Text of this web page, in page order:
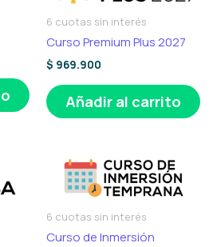
6 cuotas sin interés
Curso Premium Plus 2027
$ 969.900
Añadir al carrito
6 cuotas sin interés
Curso de Inmersión